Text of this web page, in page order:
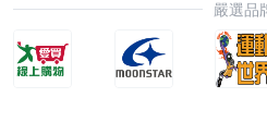
嚴選品